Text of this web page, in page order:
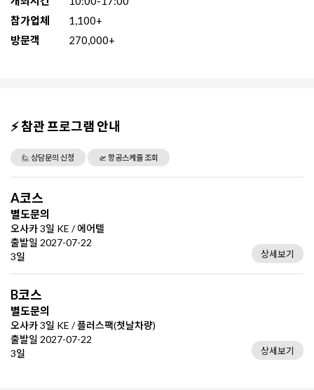
참가업체
1,100+
방문객
270,000+
⚡ 참관 프로그램 안내
🙋 상담문의 신청 🛫 항공스케쥴 조회
A코스
별도문의
오사카 3일 KE / 에어텔
출발일 2027-07-22
3일
상세보기
B코스
별도문의
오사카 3일 KE / 플러스팩(첫날차량)
출발일 2027-07-22
3일
상세보기